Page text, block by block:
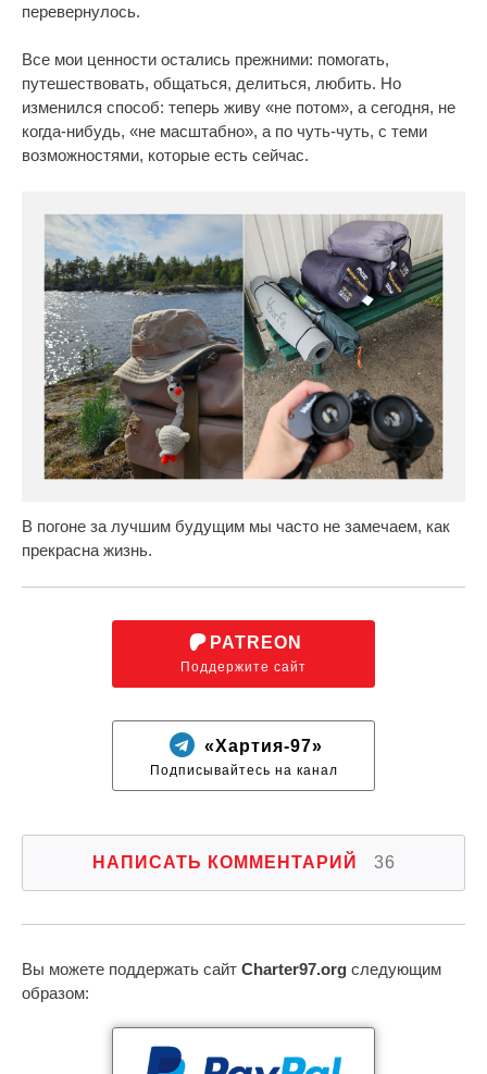
перевернулось.
Все мои ценности остались прежними: помогать,
путешествовать, общаться, делиться, любить. Но
изменился способ: теперь живу «не потом», а сегодня, не
когда-нибудь, «не масштабно», а по чуть-чуть, с теми
возможностями, которые есть сейчас.
В погоне за лучшим будущим мы часто не замечаем, как
прекрасна жизнь.
PATREON
Поддержите сайт
«Хартия-97»
Подписывайтесь на канал
НАПИСАТЬ КОММЕНТАРИЙ 36
Вы можете поддержать сайт Charter97.org следующим
образом: